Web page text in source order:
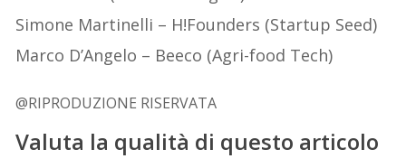
Simone Martinelli – H!Founders (Startup Seed)
Marco D’Angelo – Beeco (Agri-food Tech)
@RIPRODUZIONE RISERVATA
Valuta la qualità di questo articolo